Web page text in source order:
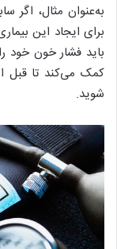
به‌عنوان مثال، اگر
برای ایجاد این
باید فشار خون خود
کمک می‌کند تا قبل
شوید.